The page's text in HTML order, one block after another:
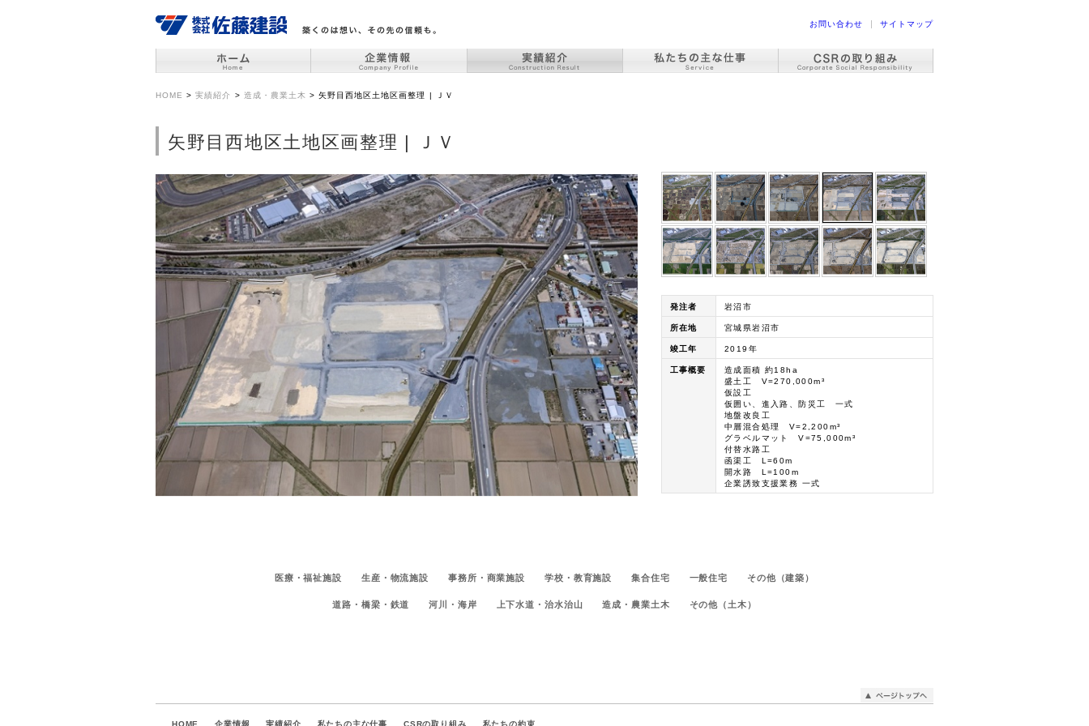
お問い合わせ サイトマップ
HOME >実績紹介 > 造成・農業土木 > 矢野目西地区土地区画整理 | ＪＶ
矢野目西地区土地区画整理 | ＪＶ
発注者 岩沼市
所在地 宮城県岩沼市
竣工年 2019年
工事概要
造成面積 約18ha
盛土工 V=270,000m³
仮設工
仮囲い、進入路、防災工 一式
地盤改良工
中層混合処理 V=2,200m³
グラベルマット V=75,000m³
付替水路工
函渠工 L=60m
開水路 L=100m
企業誘致支援業務 一式
医療・福祉施設 生産・物流施設 事務所・商業施設 学校・教育施設 集合住宅 一般住宅 その他（建築）
道路・橋梁・鉄道 河川・海岸 上下水道・治水治山 造成・農業土木 その他（土木）
HOME 企業情報 実績紹介 私たちの主な仕事 CSRの取り組み 私たちの約束